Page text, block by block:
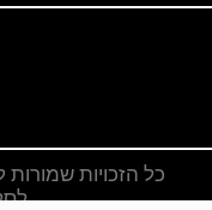
כל הזכויות שמורות